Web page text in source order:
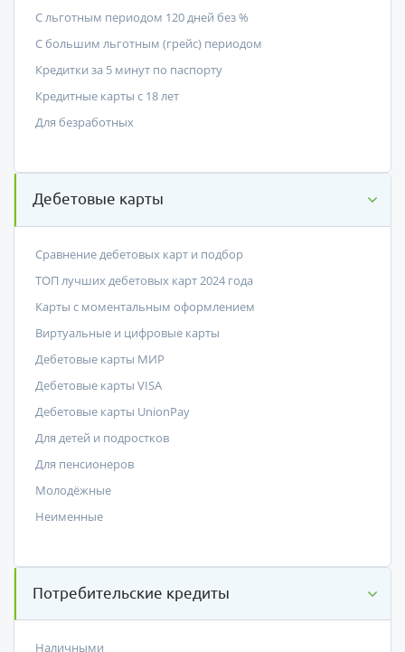
С льготным периодом 120 дней без %
С большим льготным (грейс) периодом
Кредитки за 5 минут по паспорту
Кредитные карты с 18 лет
Для безработных
Дебетовые карты
Сравнение дебетовых карт и подбор
ТОП лучших дебетовых карт 2024 года
Карты с моментальным оформлением
Виртуальные и цифровые карты
Дебетовые карты МИР
Дебетовые карты VISA
Дебетовые карты UnionPay
Для детей и подростков
Для пенсионеров
Молодёжные
Неименные
Потребительские кредиты
Наличными